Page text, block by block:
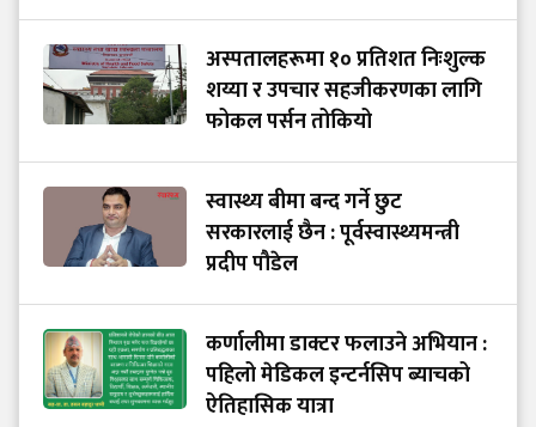
अस्पतालहरूमा १० प्रतिशत निःशुल्क
शय्या र उपचार सहजीकरणका लागि
फोकल पर्सन तोकियो
स्वास्थ्य बीमा बन्द गर्ने छुट
सरकारलाई छैन : पूर्वस्वास्थ्यमन्त्री
प्रदीप पौडेल
कर्णालीमा डाक्टर फलाउने अभियान :
पहिलो मेडिकल इन्टर्नसिप ब्याचको
ऐतिहासिक यात्रा